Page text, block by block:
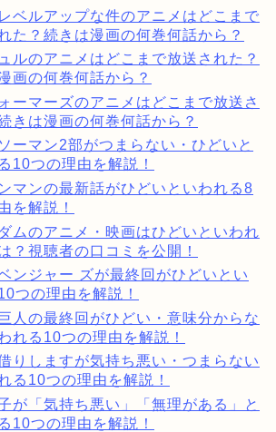
ベルアップな件のアニメはどこまで
た？続きは漫画の何巻何話から？
ルのアニメはどこまで放送された？
画の何巻何話から？
ーマーズのアニメはどこまで放送さ
きは漫画の何巻何話から？
ーマン2部がつまらない・ひどいと
10つの理由を解説！
マンの最新話がひどいといわれる8
を解説！
ムのアニメ・映画はひどいといわれ
？視聴者の口コミを公開！
ンジャー ズが最終回がひどいとい
つの理由を解説！
人の最終回がひどい・意味分からな
れる10つの理由を解説！
りしますが気持ち悪い・つまらない
る10つの理由を解説！
が「気持ち悪い」「無理がある」と
10つの理由を解説！